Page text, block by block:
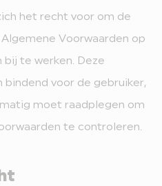
het recht voor om de
Voorwaarden op
te werken. Deze
bindend voor de gebruiker,
moet raadplegen om
te controleren.